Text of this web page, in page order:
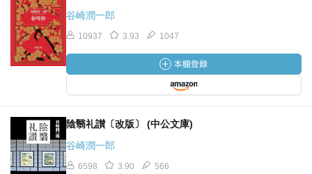
谷崎潤一郎
10937 3.93 1047
陰翳礼讃〔改版〕 (中公文庫)
谷崎潤一郎
6598 3.90 566